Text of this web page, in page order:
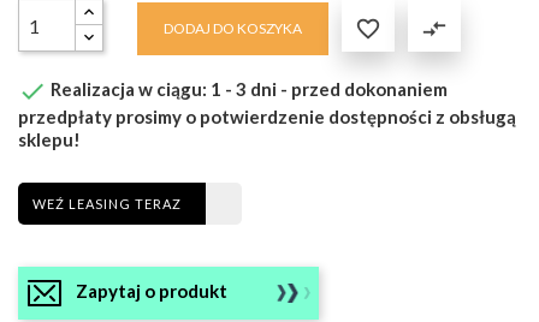
DODAJ DO KOSZYKA  compare_arrows
 Realizacja w ciągu: 1 - 3 dni - przed dokonaniem
przedpłaty prosimy o potwierdzenie dostępności z obsługą
sklepu!
WEŹ LEASING TERAZ
Zapytaj o produkt